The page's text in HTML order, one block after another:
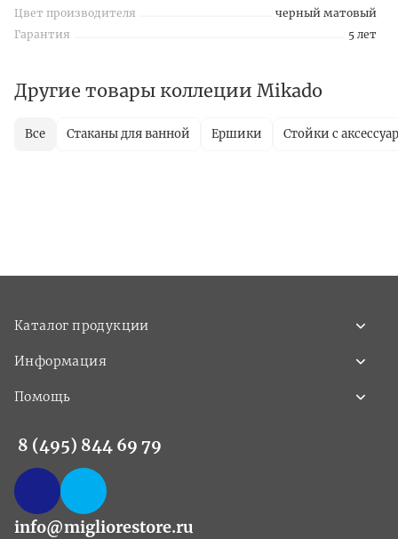
Цвет производителя
черный матовый
Гарантия
5 лет
Другие товары коллеции Mikado
Все Стаканы для ванной Ершики Стойки с
Каталог продукции
Информация
Помощь
8 (495) 844 69 79
info@migliorestore.ru